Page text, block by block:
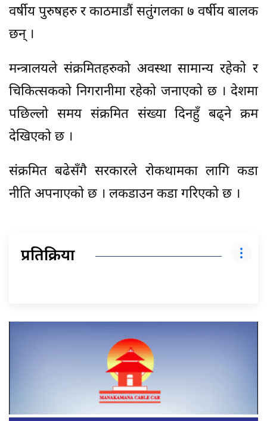
वर्षीय पुरुषहरु र काठमाडौं सतुंगलका ७ वर्षीय बालक
छन् ।
मन्त्रालयले संक्रमितहरुको अवस्था सामान्य रहेको र
चिकित्सकको निगरानीमा रहेको जनाएको छ । देशमा
पछिल्लो समय संक्रमित संख्या दिनहुँ बढ्ने क्रम
देखिएको छ ।
संक्रमित बढेसँगै सरकारले रोकथामका लागि कडा
नीति अपनाएको छ । लकडाउन कडा गरिएको छ ।
प्रतिक्रिया